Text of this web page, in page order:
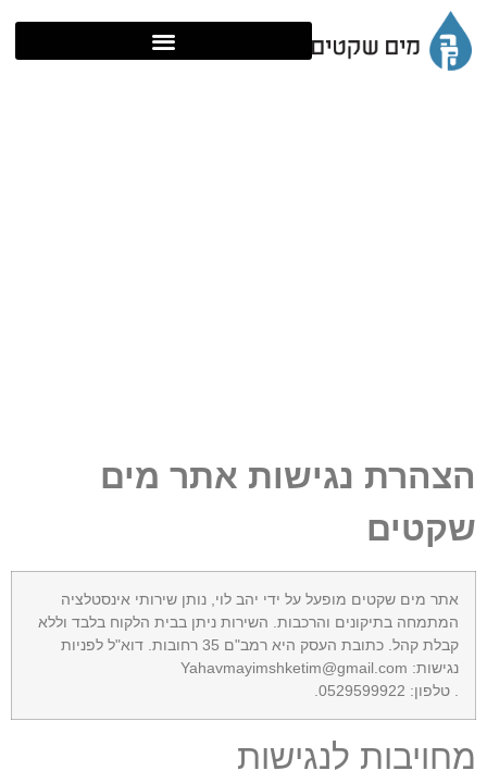
הצהרת נגישות אתר מים
שקטים
אתר מים שקטים מופעל על ידי יהב לוי, נותן שירותי אינסטלציה
המתמחה בתיקונים והרכבות. השירות ניתן בבית הלקוח בלבד וללא
קבלת קהל. כתובת העסק היא רמב"ם 35 רחובות. דוא"ל לפניות
נגישות: Yahavmayimshketim@gmail.com
. טלפון: 0529599922.
מחויבות לנגישות